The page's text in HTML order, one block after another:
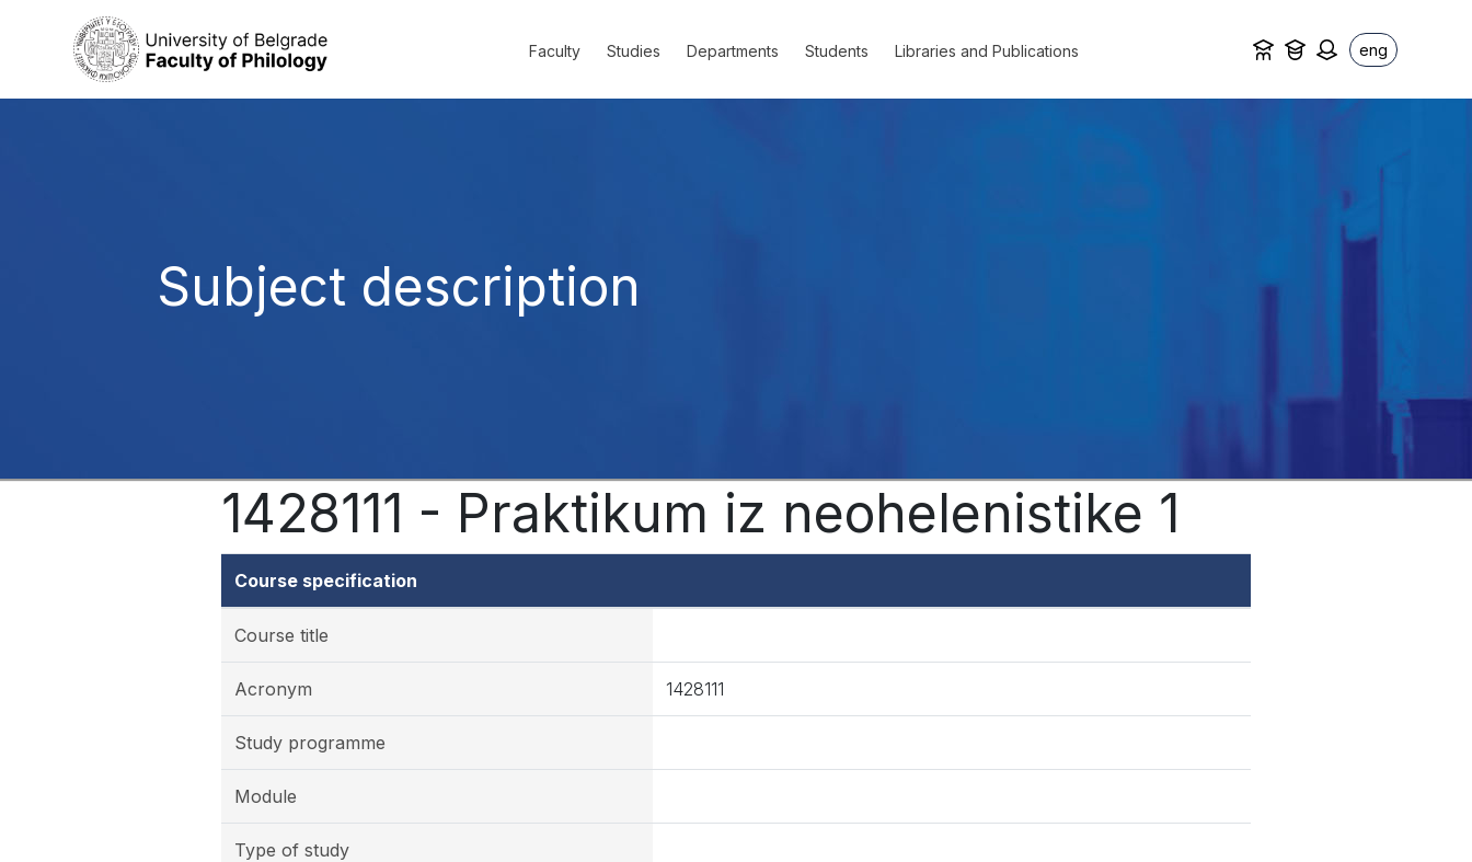
Faculty Studies Departments Students Libraries and Publications eng
Subject description
1428111 - Praktikum iz neohelenistike 1
Course specification
Course title
Acronym 1428111
Study programme
Module
Type of study